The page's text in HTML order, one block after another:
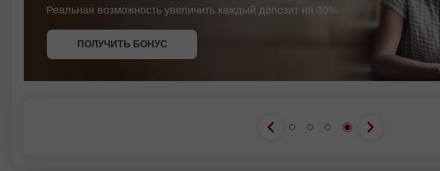
в жизнь ваши самые смелые мечты.
СТАТЬ УЧАСТНИКОМ
СТАТЬ УЧАСТНИКОМ
Реальная возможность увеличить каждый депозит на 30%
ПОЛУЧИТЬ БОНУС